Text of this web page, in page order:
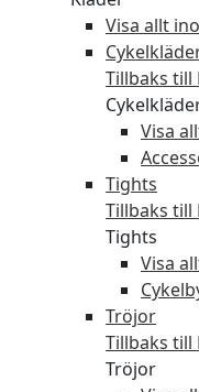
Visa allt
Tillbaks till
Visa
Tights
Tillbaks till
Tights
Visa
Tröjor
Tillbaks till
Tröjor